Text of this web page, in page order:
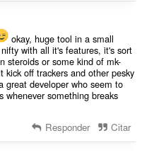
okay, huge tool in a small
with all it's features, it's sort
steroids or some kind of mk-
off trackers and other pesky
great developer who seem to
whenever something breaks
Responder Citar